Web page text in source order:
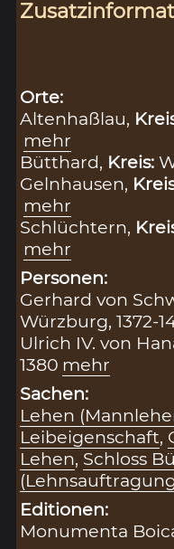
Orte:
Altenhaßlau,
mehr
Bütthard, Kreis:
Gelnhausen,
mehr
Schlüchtern,
mehr
Personen:
Gerhard von
Würzburg, 1372-
Ulrich IV. von
1380 mehr
Sachen:
Lehen
Leibeigenschaft,
Lehen, Schloss
Editionen:
Monumenta